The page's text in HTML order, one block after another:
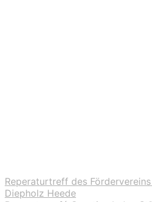
Reperaturtreff des
Diepholz Heede